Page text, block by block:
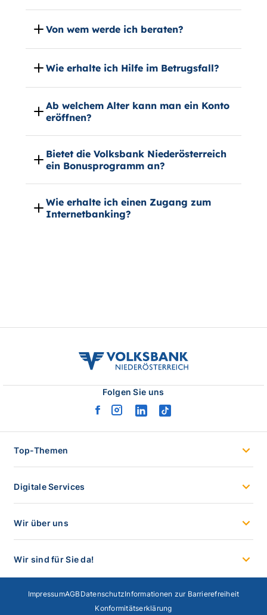
Von wem werde ich beraten?
Wie erhalte ich Hilfe im Betrugsfall?
Ab welchem Alter kann man ein Konto
eröffnen?
Bietet die Volksbank Niederösterreich
ein Bonusprogramm an?
Wie erhalte ich einen Zugang zum
Internetbanking?
volksbank
noe
Folgen Sie uns
facebook
instagram
linkedintiktok
Top-Themen
Digitale Services
Wir über uns
Wir sind für Sie da!
ImpressumAGB DatenschutzInformationen zur Barrierefreiheit
Konformitätserklärung